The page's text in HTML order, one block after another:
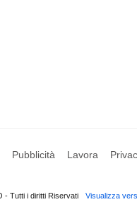
Pubblicità Lavora
- Tutti i diritti Riservati Visualizza